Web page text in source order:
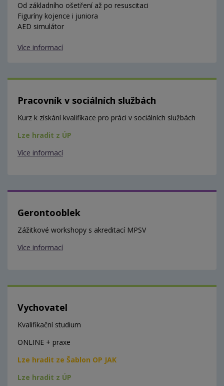
Od základního ošetření až po resuscitaci
Figuríny kojence i juniora
AED simulátor
Více informací
Pracovník v sociálních službách
Kurz k získání kvalifikace pro práci v sociálních službách
Lze hradit z ÚP
Více informací
Gerontooblek
Zážitkové workshopy s akreditací MPSV
Více informací
Vychovatel
Kvalifikační studium
ONLINE + praxe
Lze hradit ze Šablon OP JAK
Lze hradit z ÚP